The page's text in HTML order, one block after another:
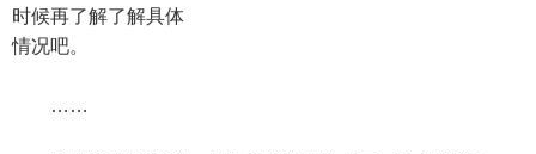
时候再了解了解具体
情况吧。
……